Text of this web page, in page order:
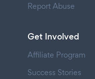
Report Abuse
Get Involved
Affiliate Program
Success Stories